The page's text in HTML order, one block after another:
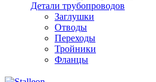
Детали трубопроводов
Заглушки
Отводы
Переходы
Тройники
Фланцы